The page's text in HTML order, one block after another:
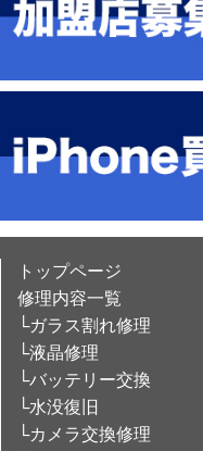
トップページ
修理内容一覧
└ガラス割れ修理
└液晶修理
└バッテリー交換
└水没復旧
└カメラ交換修理